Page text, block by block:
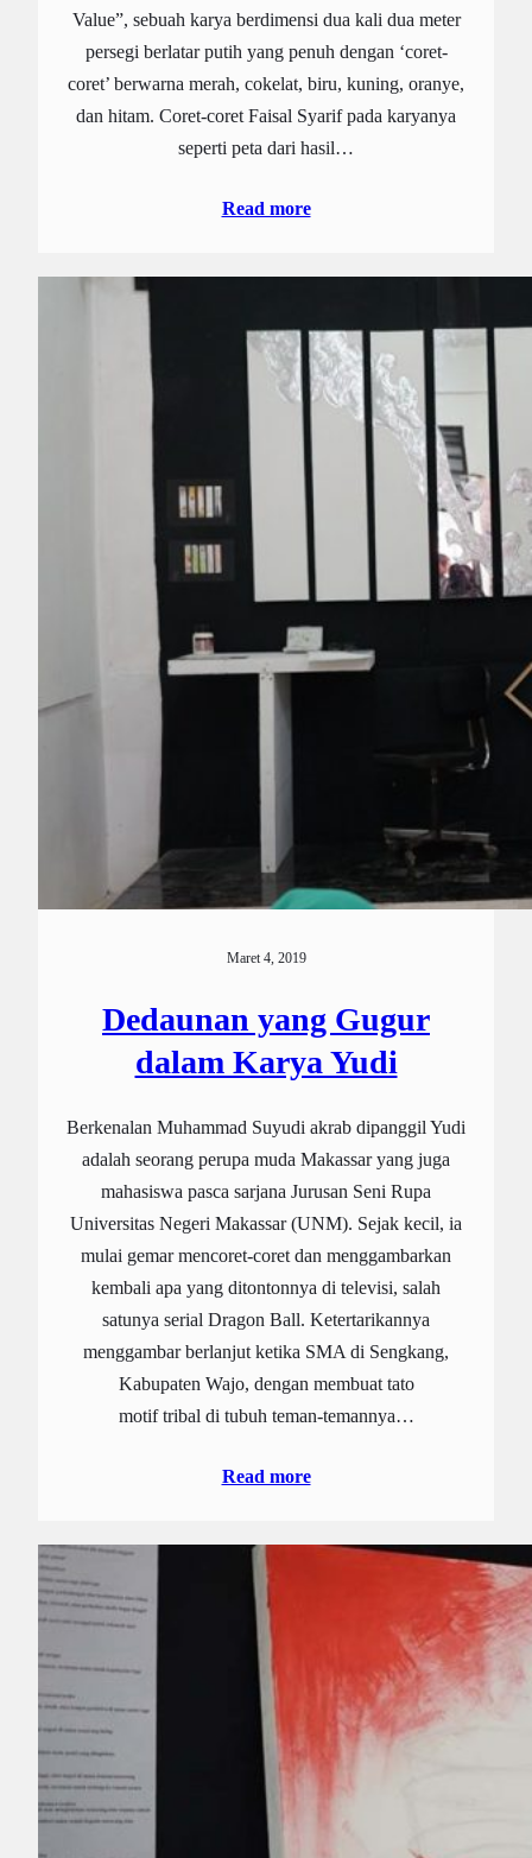
Value”, sebuah karya berdimensi dua kali dua meter
persegi berlatar putih yang penuh dengan ‘coret-
coret’ berwarna merah, cokelat, biru, kuning, oranye,
dan hitam. Coret-coret Faisal Syarif pada karyanya
seperti peta dari hasil…
Read more
Maret 4, 2019
Dedaunan yang Gugur
dalam Karya Yudi
Berkenalan Muhammad Suyudi akrab dipanggil Yudi
adalah seorang perupa muda Makassar yang juga
mahasiswa pasca sarjana Jurusan Seni Rupa
Universitas Negeri Makassar (UNM). Sejak kecil, ia
mulai gemar mencoret-coret dan menggambarkan
kembali apa yang ditontonnya di televisi, salah
satunya serial Dragon Ball. Ketertarikannya
menggambar berlanjut ketika SMA di Sengkang,
Kabupaten Wajo, dengan membuat tato
motif tribal di tubuh teman-temannya…
Read more